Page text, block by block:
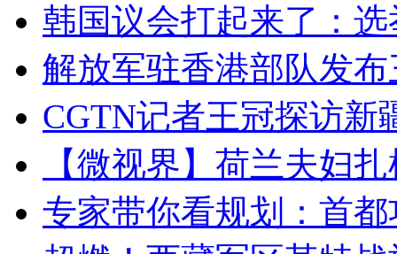
韩国议会打起来了：
解放军驻香港部队发
CGTN记者王冠探访新
【微视界】荷兰夫妇
专家带你看规划：首